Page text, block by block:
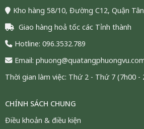
Tranh Chữ Tâm Dát Vàng 24K
không
thư pháp nghệ thuật, mà còn là món
trọng, tinh tế và hướng thiện. Với vẻ đẹp
sâu sắc, sản phẩm được nhiều người lựa
sếp, khách VIP trong các dịp tri ân,
Thủy & Văn Hoá
“Tâm” – Cốt lõi của nhân cách và trí
Kho hàng 58/10, Đường C12, Quận
Giao hàng hoả tốc các Tỉnh thành
Hotline: 096.3532.789
Email:
Thời gian làm việc: Thứ 2 - Thứ 7 (7h00 -
CHÍNH SÁCH CHUNG
Điều khoản & điều kiện